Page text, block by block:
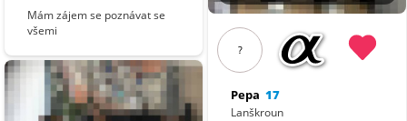
Mám zájem se poznávat se
všemi
?
Pepa 17
Lanškroun